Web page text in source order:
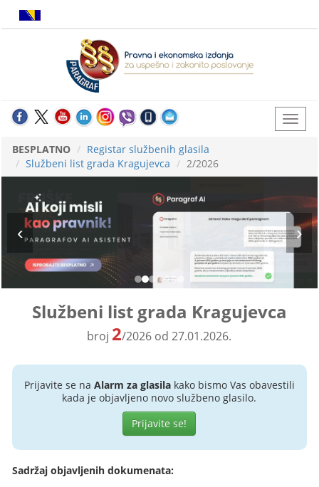
BESPLATNO
Registar službenih glasila
Službeni list grada Kragujevca
2/2026
Službeni list grada Kragujevca
broj 2/2026 od 27.01.2026.
Prijavite se na Alarm za glasilakako bismo Vas obavestili
kada je objavljeno novo službeno glasilo.
Prijavite se!
Sadržaj objavljenih dokumenata: